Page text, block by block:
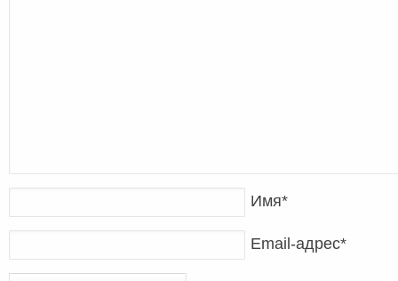
Имя*
Email-адрес*